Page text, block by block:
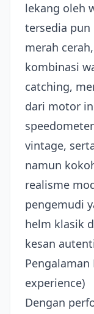
lekang oleh
tersedia
merah
kombinasi
catching,
dari motor
vintage,
namun
realisme
pengemudi
helm klasik
kesan
experience)
Dengan